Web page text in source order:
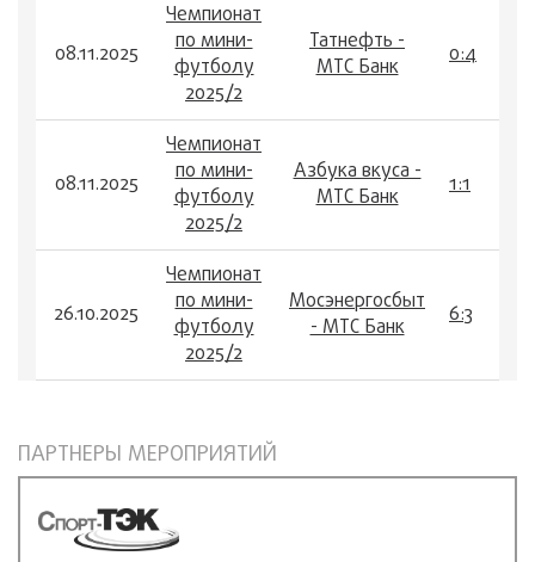
08.11.2025
Чемпионат
по мини-
футболу
2025/2
Татнефть -
МТС Банк
0:4
08.11.2025
Чемпионат
по мини-
футболу
2025/2
Азбука вкуса -
МТС Банк
1:1
26.10.2025
Чемпионат
по мини-
футболу
2025/2
Мосэнергосбыт
- МТС Банк
6:3
ПАРТНЕРЫ МЕРОПРИЯТИЙ